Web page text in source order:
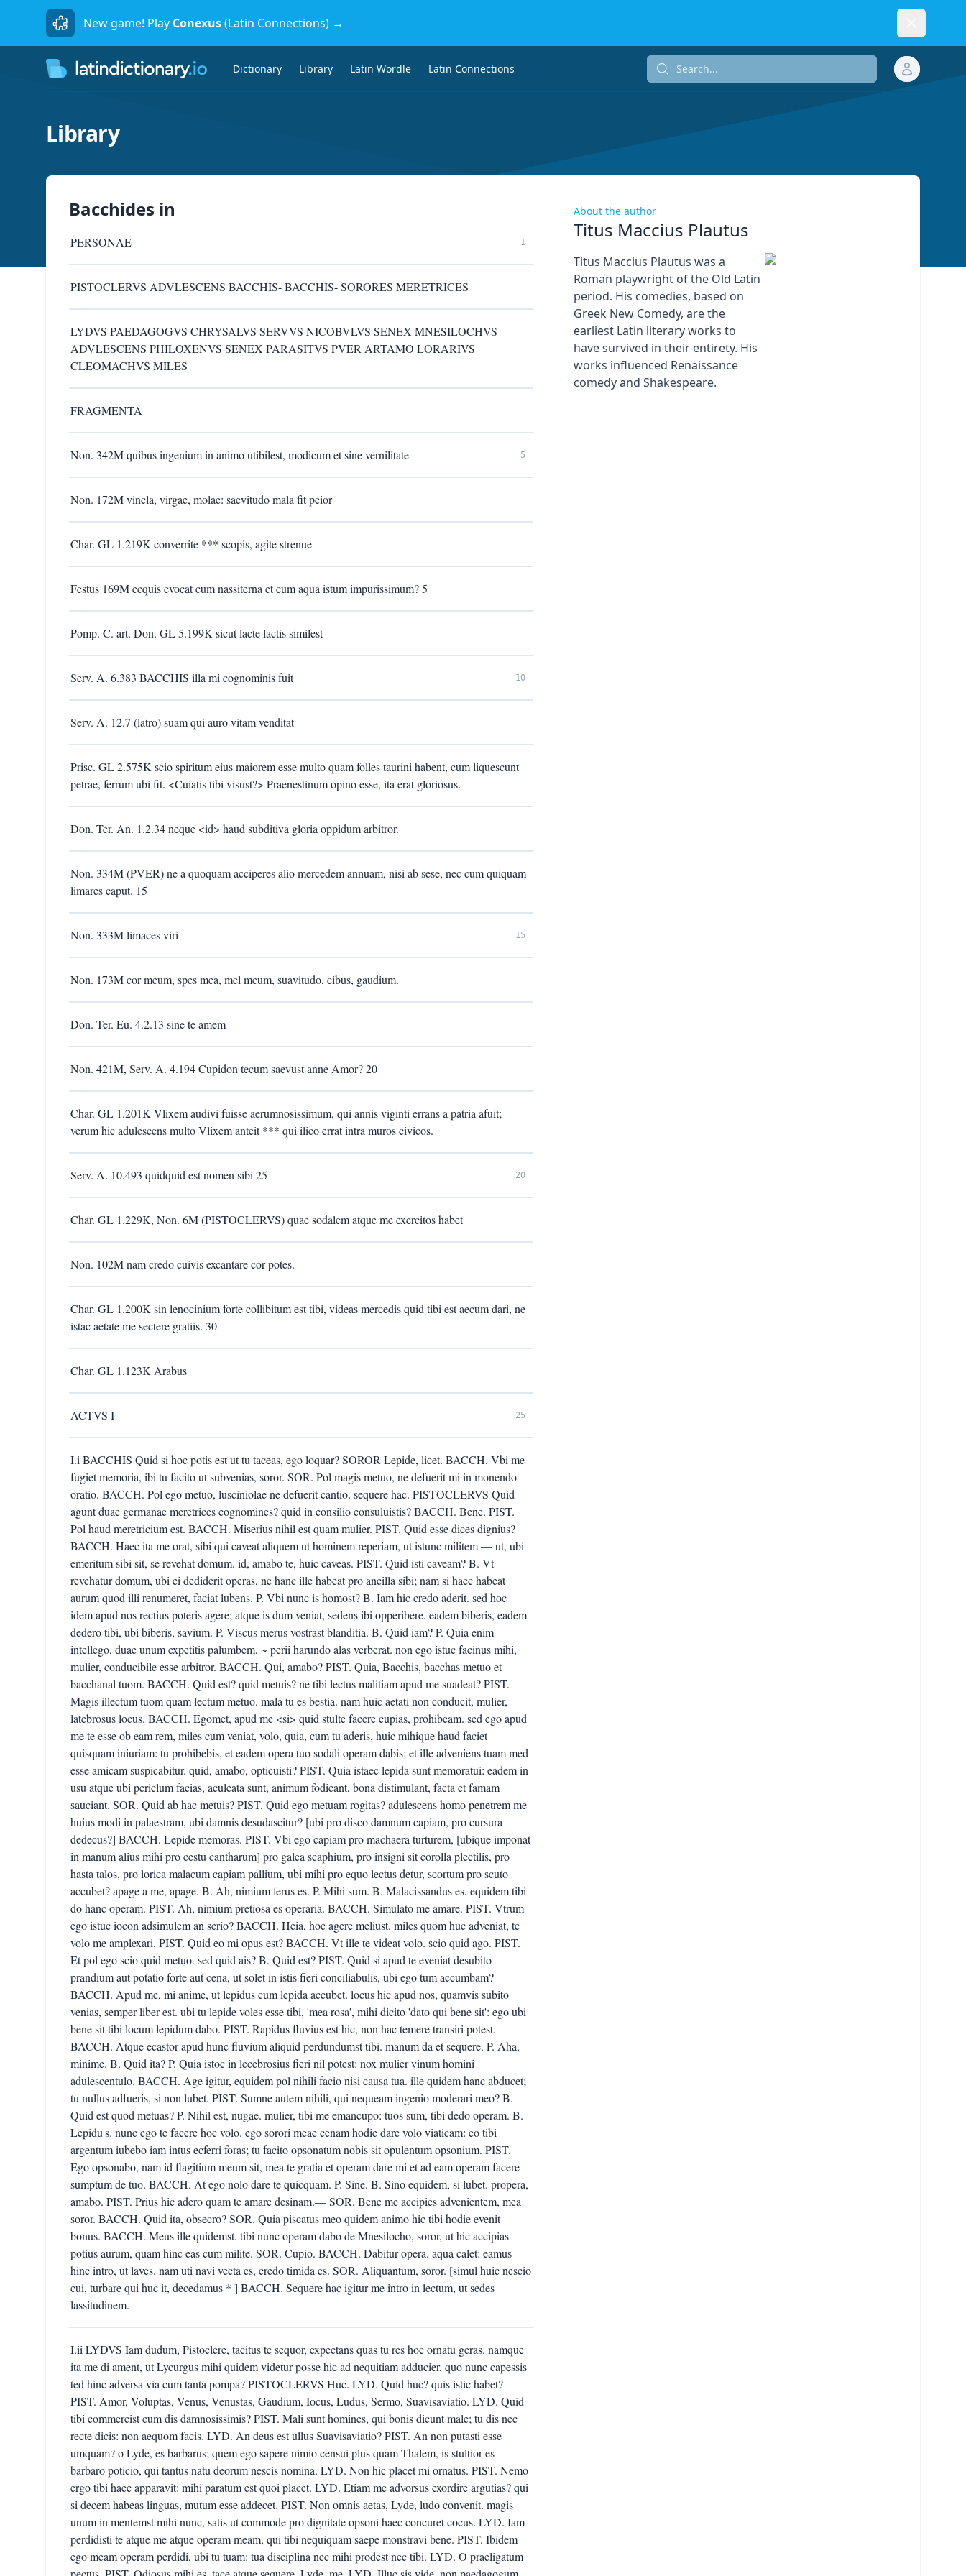
New game! Play Conexus(Latin Connections) →
Dictionary Library Latin Wordle Latin Connections Search...
Library
Bacchides in
PERSONAE 1
PISTOCLERVS ADVLESCENS BACCHIS- BACCHIS- SORORES MERETRICES
LYDVS PAEDAGOGVS CHRYSALVS SERVVS NICOBVLVS SENEX MNESILOCHVS
ADVLESCENS PHILOXENVS SENEX PARASITVS PVER ARTAMO LORARIVS
CLEOMACHVS MILES
FRAGMENTA
Non. 342M quibus ingenium in animo utibilest, modicum et sine vernilitate 5
Non. 172M vincla, virgae, molae: saevitudo mala fit peior
Char. GL 1.219K converrite *** scopis, agite strenue
Festus 169M ecquis evocat cum nassiterna et cum aqua istum impurissimum? 5
Pomp. C. art. Don. GL 5.199K sicut lacte lactis similest
Serv. A. 6.383 BACCHIS illa mi cognominis fuit 10
Serv. A. 12.7 (latro) suam qui auro vitam venditat
Prisc. GL 2.575K scio spiritum eius maiorem esse multo quam folles taurini habent, cum liquescunt
petrae, ferrum ubi fit. <Cuiatis tibi visust?> Praenestinum opino esse, ita erat gloriosus.
Don. Ter. An. 1.2.34 neque <id> haud subditiva gloria oppidum arbitror.
Non. 334M (PVER) ne a quoquam acciperes alio mercedem annuam, nisi ab sese, nec cum quiquam
limares caput. 15
Non. 333M limaces viri 15
Non. 173M cor meum, spes mea, mel meum, suavitudo, cibus, gaudium.
Don. Ter. Eu. 4.2.13 sine te amem
Non. 421M, Serv. A. 4.194 Cupidon tecum saevust anne Amor? 20
Char. GL 1.201K Vlixem audivi fuisse aerumnosissimum, qui annis viginti errans a patria afuit;
verum hic adulescens multo Vlixem anteit *** qui ilico errat intra muros civicos.
Serv. A. 10.493 quidquid est nomen sibi 25 20
Char. GL 1.229K, Non. 6M (PISTOCLERVS) quae sodalem atque me exercitos habet
Non. 102M nam credo cuivis excantare cor potes.
Char. GL 1.200K sin lenocinium forte collibitum est tibi, videas mercedis quid tibi est aecum dari, ne
istac aetate me sectere gratiis. 30
Char. GL 1.123K Arabus
ACTVS I 25
I.i BACCHIS Quid si hoc potis est ut tu taceas, ego loquar? SOROR Lepide, licet. BACCH. Vbi me
fugiet memoria, ibi tu facito ut subvenias, soror. SOR. Pol magis metuo, ne defuerit mi in monendo
oratio. BACCH. Pol ego metuo, lusciniolae ne defuerit cantio. sequere hac. PISTOCLERVS Quid
agunt duae germanae meretrices cognomines? quid in consilio consuluistis? BACCH. Bene. PIST.
Pol haud meretricium est. BACCH. Miserius nihil est quam mulier. PIST. Quid esse dices dignius?
BACCH. Haec ita me orat, sibi qui caveat aliquem ut hominem reperiam, ut istunc militem — ut, ubi
emeritum sibi sit, se revehat domum. id, amabo te, huic caveas. PIST. Quid isti caveam? B. Vt
revehatur domum, ubi ei dediderit operas, ne hanc ille habeat pro ancilla sibi; nam si haec habeat
aurum quod illi renumeret, faciat lubens. P. Vbi nunc is homost? B. Iam hic credo aderit. sed hoc
idem apud nos rectius poteris agere; atque is dum veniat, sedens ibi opperibere. eadem biberis, eadem
dedero tibi, ubi biberis, savium. P. Viscus merus vostrast blanditia. B. Quid iam? P. Quia enim
intellego, duae unum expetitis palumbem, ~ perii harundo alas verberat. non ego istuc facinus mihi,
mulier, conducibile esse arbitror. BACCH. Qui, amabo? PIST. Quia, Bacchis, bacchas metuo et
bacchanal tuom. BACCH. Quid est? quid metuis? ne tibi lectus malitiam apud me suadeat? PIST.
Magis illectum tuom quam lectum metuo. mala tu es bestia. nam huic aetati non conducit, mulier,
latebrosus locus. BACCH. Egomet, apud me <si> quid stulte facere cupias, prohibeam. sed ego apud
me te esse ob eam rem, miles cum veniat, volo, quia, cum tu aderis, huic mihique haud faciet
quisquam iniuriam: tu prohibebis, et eadem opera tuo sodali operam dabis; et ille adveniens tuam med
esse amicam suspicabitur. quid, amabo, opticuisti? PIST. Quia istaec lepida sunt memoratui: eadem in
usu atque ubi periclum facias, aculeata sunt, animum fodicant, bona distimulant, facta et famam
sauciant. SOR. Quid ab hac metuis? PIST. Quid ego metuam rogitas? adulescens homo penetrem me
huius modi in palaestram, ubi damnis desudascitur? [ubi pro disco damnum capiam, pro cursura
dedecus?] BACCH. Lepide memoras. PIST. Vbi ego capiam pro machaera turturem, [ubique imponat
in manum alius mihi pro cestu cantharum] pro galea scaphium, pro insigni sit corolla plectilis, pro
hasta talos, pro lorica malacum capiam pallium, ubi mihi pro equo lectus detur, scortum pro scuto
accubet? apage a me, apage. B. Ah, nimium ferus es. P. Mihi sum. B. Malacissandus es. equidem tibi
do hanc operam. PIST. Ah, nimium pretiosa es operaria. BACCH. Simulato me amare. PIST. Vtrum
ego istuc iocon adsimulem an serio? BACCH. Heia, hoc agere meliust. miles quom huc adveniat, te
volo me amplexari. PIST. Quid eo mi opus est? BACCH. Vt ille te videat volo. scio quid ago. PIST.
Et pol ego scio quid metuo. sed quid ais? B. Quid est? PIST. Quid si apud te eveniat desubito
prandium aut potatio forte aut cena, ut solet in istis fieri conciliabulis, ubi ego tum accumbam?
BACCH. Apud me, mi anime, ut lepidus cum lepida accubet. locus hic apud nos, quamvis subito
venias, semper liber est. ubi tu lepide voles esse tibi, 'mea rosa', mihi dicito 'dato qui bene sit': ego ubi
bene sit tibi locum lepidum dabo. PIST. Rapidus fluvius est hic, non hac temere transiri potest.
BACCH. Atque ecastor apud hunc fluvium aliquid perdundumst tibi. manum da et sequere. P. Aha,
minime. B. Quid ita? P. Quia istoc in lecebrosius fieri nil potest: nox mulier vinum homini
adulescentulo. BACCH. Age igitur, equidem pol nihili facio nisi causa tua. ille quidem hanc abducet;
tu nullus adfueris, si non lubet. PIST. Sumne autem nihili, qui nequeam ingenio moderari meo? B.
Quid est quod metuas? P. Nihil est, nugae. mulier, tibi me emancupo: tuos sum, tibi dedo operam. B.
Lepidu's. nunc ego te facere hoc volo. ego sorori meae cenam hodie dare volo viaticam: eo tibi
argentum iubebo iam intus ecferri foras; tu facito opsonatum nobis sit opulentum opsonium. PIST.
Ego opsonabo, nam id flagitium meum sit, mea te gratia et operam dare mi et ad eam operam facere
sumptum de tuo. BACCH. At ego nolo dare te quicquam. P. Sine. B. Sino equidem, si lubet. propera,
amabo. PIST. Prius hic adero quam te amare desinam.— SOR. Bene me accipies advenientem, mea
soror. BACCH. Quid ita, obsecro? SOR. Quia piscatus meo quidem animo hic tibi hodie evenit
bonus. BACCH. Meus ille quidemst. tibi nunc operam dabo de Mnesilocho, soror, ut hic accipias
potius aurum, quam hinc eas cum milite. SOR. Cupio. BACCH. Dabitur opera. aqua calet: eamus
hinc intro, ut laves. nam uti navi vecta es, credo timida es. SOR. Aliquantum, soror. [simul huic nescio
cui, turbare qui huc it, decedamus * ] BACCH. Sequere hac igitur me intro in lectum, ut sedes
lassitudinem.
I.ii LYDVS Iam dudum, Pistoclere, tacitus te sequor, expectans quas tu res hoc ornatu geras. namque
ita me di ament, ut Lycurgus mihi quidem videtur posse hic ad nequitiam adducier. quo nunc capessis
ted hinc adversa via cum tanta pompa? PISTOCLERVS Huc. LYD. Quid huc? quis istic habet?
PIST. Amor, Voluptas, Venus, Venustas, Gaudium, Iocus, Ludus, Sermo, Suavisaviatio. LYD. Quid
tibi commercist cum dis damnosissimis? PIST. Mali sunt homines, qui bonis dicunt male; tu dis nec
recte dicis: non aequom facis. LYD. An deus est ullus Suavisaviatio? PIST. An non putasti esse
umquam? o Lyde, es barbarus; quem ego sapere nimio censui plus quam Thalem, is stultior es
barbaro poticio, qui tantus natu deorum nescis nomina. LYD. Non hic placet mi ornatus. PIST. Nemo
ergo tibi haec apparavit: mihi paratum est quoi placet. LYD. Etiam me advorsus exordire argutias? qui
si decem habeas linguas, mutum esse addecet. PIST. Non omnis aetas, Lyde, ludo convenit. magis
unum in mentemst mihi nunc, satis ut commode pro dignitate opsoni haec concuret cocus. LYD. Iam
perdidisti te atque me atque operam meam, qui tibi nequiquam saepe monstravi bene. PIST. Ibidem
ego meam operam perdidi, ubi tu tuam: tua disciplina nec mihi prodest nec tibi. LYD. O praeligatum
About the author
Titus Maccius Plautus
Titus Maccius Plautus was a
Roman playwright of the Old Latin
period. His comedies, based on
Greek New Comedy, are the
earliest Latin literary works to
have survived in their entirety. His
works influenced Renaissance
comedy and Shakespeare.